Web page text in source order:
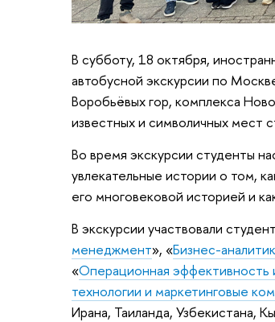
В субботу, 18 октября,
автобусной экскурсии по
Воробьёвых гор, комплекса
известных и символичных мест
Во время экскурсии студенты
увлекательные истории о том,
его многовековой историей и
В экскурсии участвовали
менеджмент», «Бизнес-
«Операционная
технологии и маркетинговые
Ирана, Таиланда, Узбекистана,